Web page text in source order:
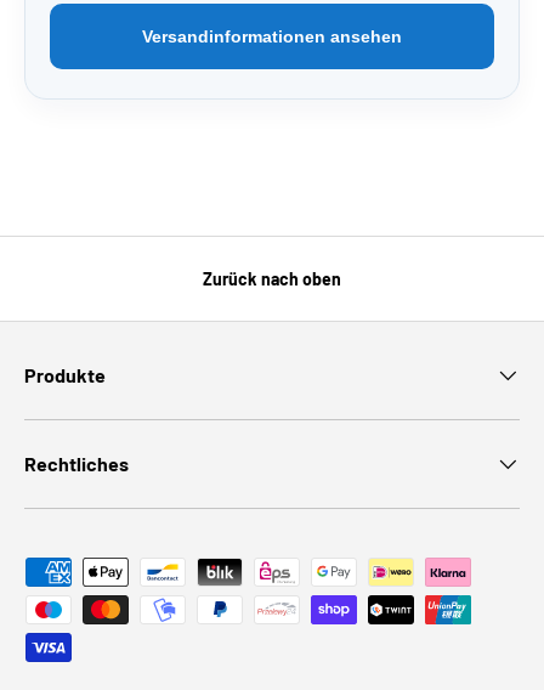
Versandinformationen ansehen
Zurück nach oben
Produkte
Rechtliches
Zahlungsmethoden